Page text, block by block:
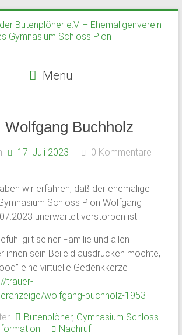
Menü
Wolfgang Buchholz
17. Juli 2023 | 0 Kommentare
wir erfahren, daß der ehemalige
Schloss Plön Wolfgang
unerwartet verstorben ist.
gilt seiner Familie und allen
ihnen sein Beileid ausdrücken möchte,
eine virtuelle Gedenkkerze
trauer-
wolfgang-buchholz-1953
Butenplöner, Gymnasium Schloss
Nachruf